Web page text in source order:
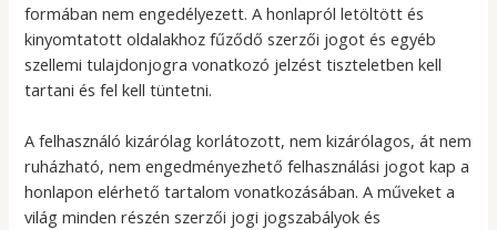
formában nem engedélyezett. A honlapról letöltött és
kinyomtatott oldalakhoz fűződő szerzői jogot és egyéb
szellemi tulajdonjogra vonatkozó jelzést tiszteletben kell
tartani és fel kell tüntetni.
A felhasználó kizárólag korlátozott, nem kizárólagos, át nem
ruházható, nem engedményezhető felhasználási jogot kap a
honlapon elérhető tartalom vonatkozásában. A műveket a
világ minden részén szerzői jogi jogszabályok és